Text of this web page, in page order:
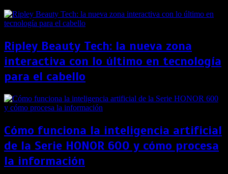
Ripley Beauty Tech: la nueva zona
interactiva con lo último en tecnología
para el cabello
Cómo funciona la inteligencia artificial
de la Serie HONOR 600 y cómo procesa
la información